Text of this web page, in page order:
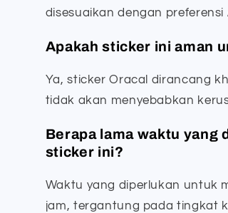
disesuaikan dengan preferensi
Apakah sticker ini aman
Ya, sticker Oracal dirancang
tidak akan menyebabkan
Berapa lama waktu yang
sticker ini?
Waktu yang diperlukan untuk
jam, tergantung pada tingkat